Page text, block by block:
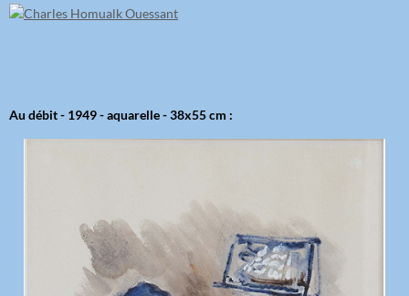
Au débit - 1949 - aquarelle - 38x55 cm :